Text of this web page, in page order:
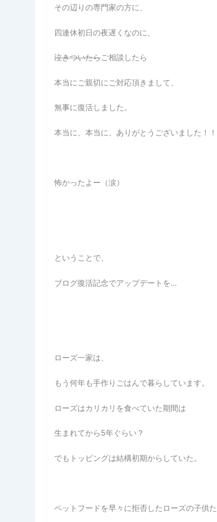
その辺りの専門家の方に、
四連休初日の夜遅くなのに、
泣きついたらご相談したら
本当にご親切にご対応頂きまして、
無事に復活しました。
本当に、本当に、ありがとうございました！！
怖かったよー（涙）
ということで、
ブログ復活記念でアップデートを…
ローズ一家は、
もう何年も手作りごはんで暮らしています。
ローズはカリカリを食べていた期間は
生まれてから5年ぐらい？
でもトッピングは結構初期からしていた。
ペットフードを早々に拒否したローズの子供